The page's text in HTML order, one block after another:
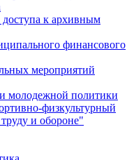
доступа к архивным
финансового
мероприятий
молодежной политики
физкультурный
и обороне"